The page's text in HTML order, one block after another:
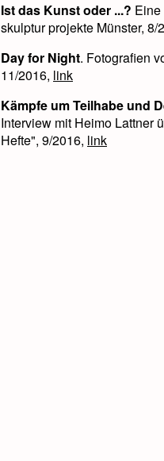
Ist das Kunst oder ...?
skulptur projekte Münster,
Day for Night. Fotografien
11/2016, link
Kämpfe um Teilhabe und
Interview mit Heimo Lattner
Hefte", 9/2016, link